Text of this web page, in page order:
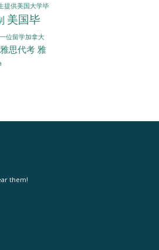
提供美国大学毕
美国毕
位留学加拿大
雅思代考 雅
them!